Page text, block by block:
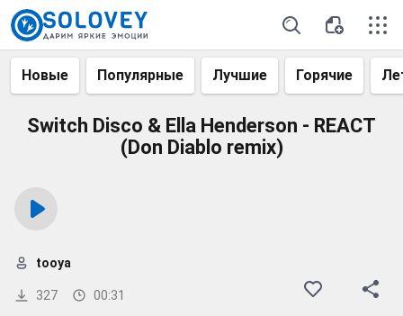
Новые Популярные Лучшие Горячие
Switch Discо & Еllа Неnderson - REACT
(Don Diablo remix)
327 00:31
tooya